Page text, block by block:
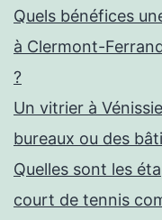
Quels bénéfices
à Clermont-
?
Un vitrier à
bureaux ou des
Quelles sont les
court de tennis